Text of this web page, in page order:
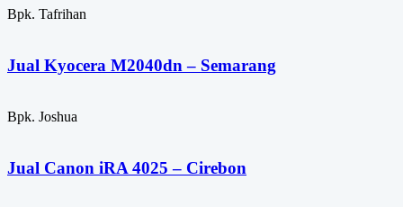
Bpk. Tafrihan
Jual Kyocera M2040dn – Semarang
Bpk. Joshua
Jual Canon iRA 4025 – Cirebon